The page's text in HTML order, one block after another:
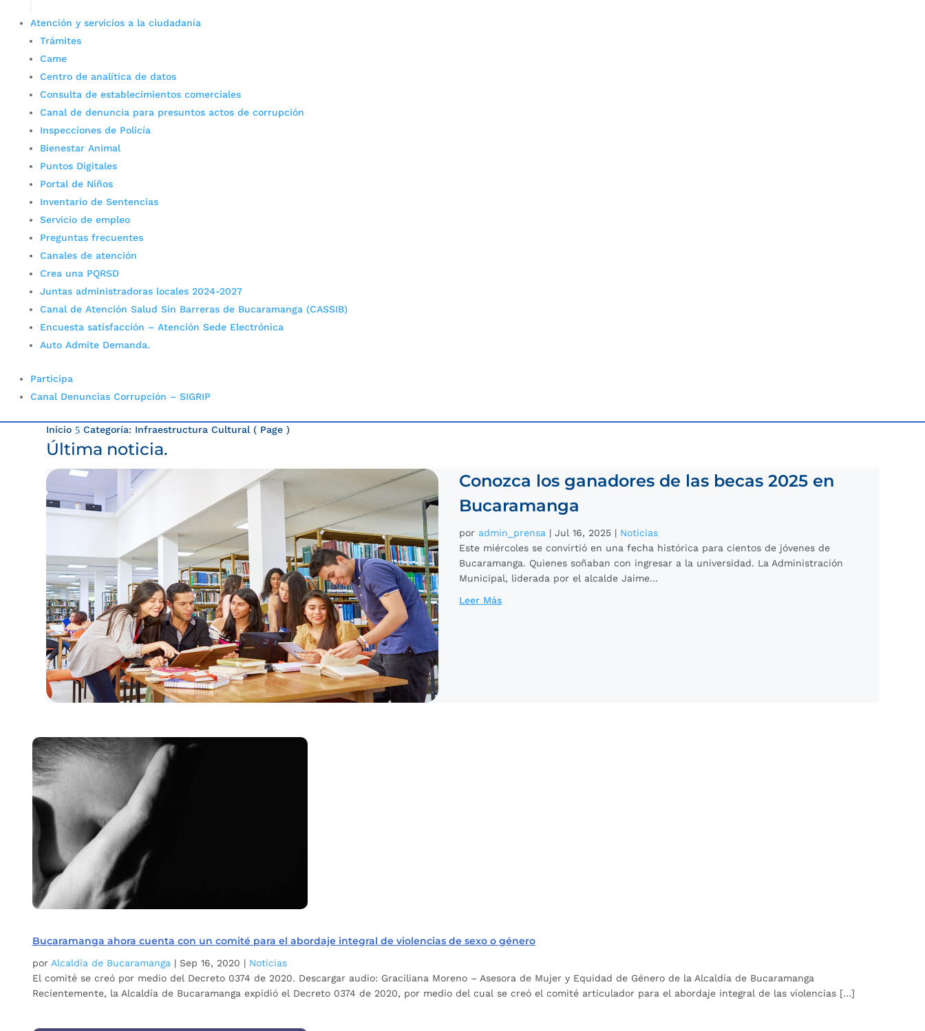
Atención y servicios a la ciudadanía
Trámites
Came
Centro de analítica de datos
Consulta de establecimientos comerciales
Canal de denuncia para presuntos actos de corrupción
Inspecciones de Policía
Bienestar Animal
Puntos Digitales
Portal de Niños
Inventario de Sentencias
Servicio de empleo
Preguntas frecuentes
Canales de atención
Crea una PQRSD
Juntas administradoras locales 2024-2027
Canal de Atención Salud Sin Barreras de Bucaramanga (CASSIB)
Encuesta satisfacción – Atención Sede Electrónica
Auto Admite Demanda.
Participa
Canal Denuncias Corrupción – SIGRIP
Inicio 5 Categoría: Infraestructura Cultural ( Page )
Última noticia.
Conozca los ganadores de las becas 2025 en
Bucaramanga
por admin_prensa |Jul 16, 2025 | Noticias
Este miércoles se convirtió en una fecha histórica para cientos de jóvenes de
Bucaramanga. Quienes soñaban con ingresar a la universidad. La Administración
Municipal, liderada por el alcalde Jaime...
Leer Más
Bucaramanga ahora cuenta con un comité para el abordaje integral de violencias de sexo o género
por Alcaldía de Bucaramanga | Sep 16, 2020 | Noticias
El comité se creó por medio del Decreto 0374 de 2020. Descargar audio: Graciliana Moreno – Asesora de Mujer y Equidad de Género de la Alcaldía de Bucaramanga
Recientemente, la Alcaldía de Bucaramanga expidió el Decreto 0374 de 2020, por medio del cual se creó el comité articulador para el abordaje integral de las violencias […]